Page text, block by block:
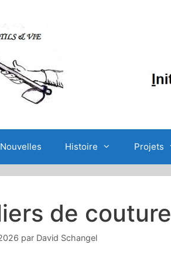
Nouvelles Histoire Projets
de couture
par David Schangel